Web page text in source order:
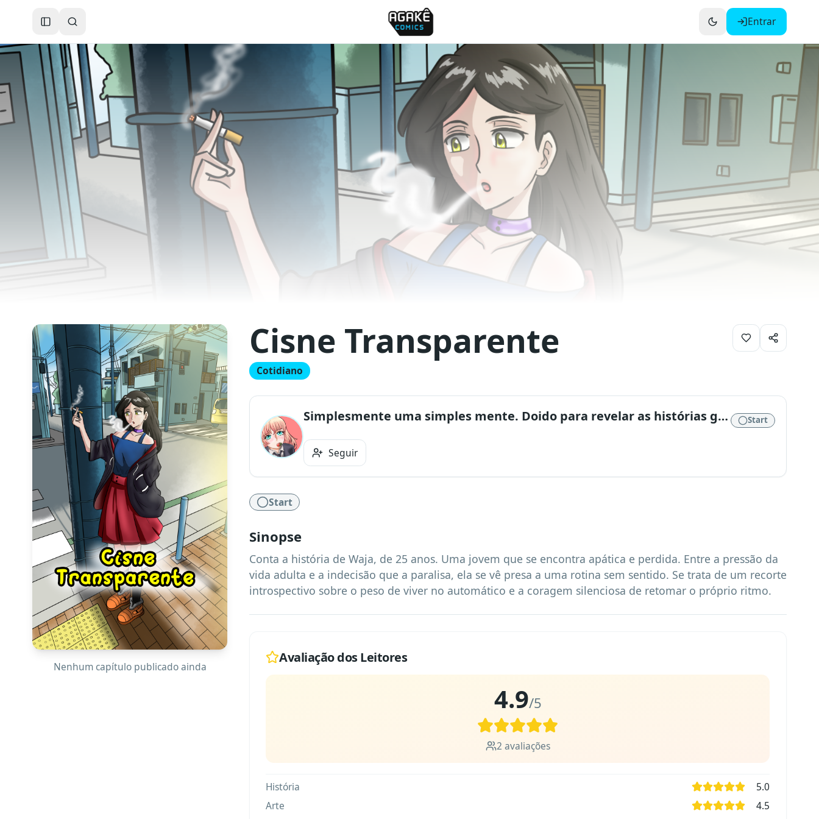
Toggle Sidebar Entrar
Nenhum capítulo publicado ainda
Cisne Transparente
Cotidiano
Simplesmente uma simples mente. Doido para revelar as histórias guardadas na minha mente. Start
Seguir
Start
Sinopse
Conta a história de Waja, de 25 anos. Uma jovem que se encontra apática e perdida. Entre a pressão da
vida adulta e a indecisão que a paralisa, ela se vê presa a uma rotina sem sentido. Se trata de um recorte
introspectivo sobre o peso de viver no automático e a coragem silenciosa de retomar o próprio ritmo.
Avaliação dos Leitores
4.9/5
2 avaliações
História
5.0
Arte
4.5